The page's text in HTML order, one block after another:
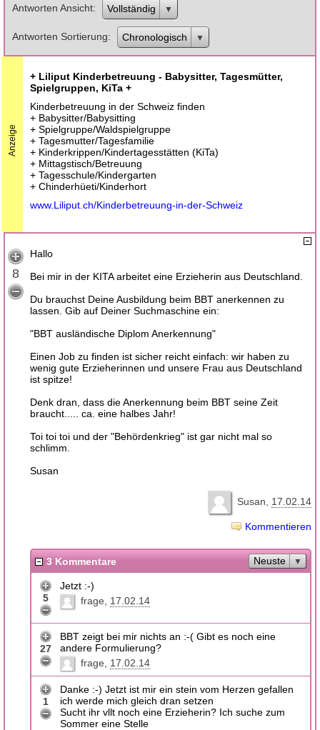
Antworten Ansicht Vollständig
Antworten Sortierung Chronologisch
Anzeige
+ Liliput Kinderbetreuung - Babysitter, Tagesmütter,
Spielgruppen, KiTa +
Kinderbetreuung in der Schweiz finden
+ Babysitter/Babysitting
+ Spielgruppe/Waldspielgruppe
+ Tagesmutter/Tagesfamilie
+ Kinderkrippen/Kindertagesstätten (KiTa)
+ Mittagstisch/Betreuung
+ Tagesschule/Kindergarten
+ Chinderhüeti/Kinderhort
www.Liliput.ch/Kinderbetreuung-in-der-Schweiz
8
Hallo
Bei mir in der KITA arbeitet eine Erzieherin aus Deutschland.
Du brauchst Deine Ausbildung beim BBT anerkennen zu
lassen. Gib auf Deiner Suchmaschine ein:
"BBT ausländische Diplom Anerkennung"
Einen Job zu finden ist sicher reicht einfach: wir haben zu
wenig gute Erzieherinnen und unsere Frau aus Deutschland
ist spitze!
Denk dran, dass die Anerkennung beim BBT seine Zeit
braucht..... ca. eine halbes Jahr!
Toi toi toi und der "Behördenkrieg" ist gar nicht mal so
schlimm.
Susan
Susan 17.02.14
Kommentieren
3 Kommentare Neuste
5
Jetzt :-)
frage
17.02.14
27
BBT zeigt bei mir nichts an :-( Gibt es noch eine
andere Formulierung?
frage
17.02.14
1
Danke :-) Jetzt ist mir ein stein vom Herzen gefallen
ich werde mich gleich dran setzen
Sucht ihr vllt noch eine Erzieherin? Ich suche zum
Sommer eine Stelle